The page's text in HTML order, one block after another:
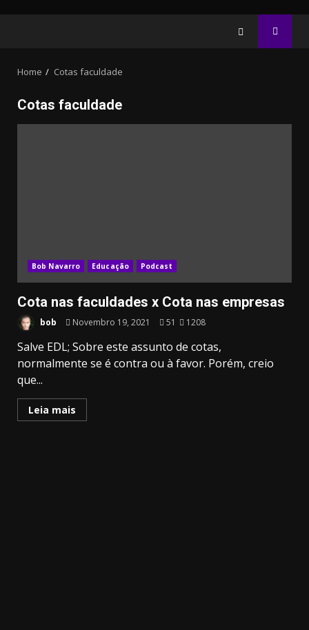
Home Cotas faculdade
Cotas faculdade
Bob Navarro Educação Podcast
Cota nas faculdades x Cota nas empresas
bob Novembro 19, 2021 51 1208
Salve EDL; Sobre este assunto de cotas,
normalmente se é contra ou à favor. Porém, creio
que...
Leia mais